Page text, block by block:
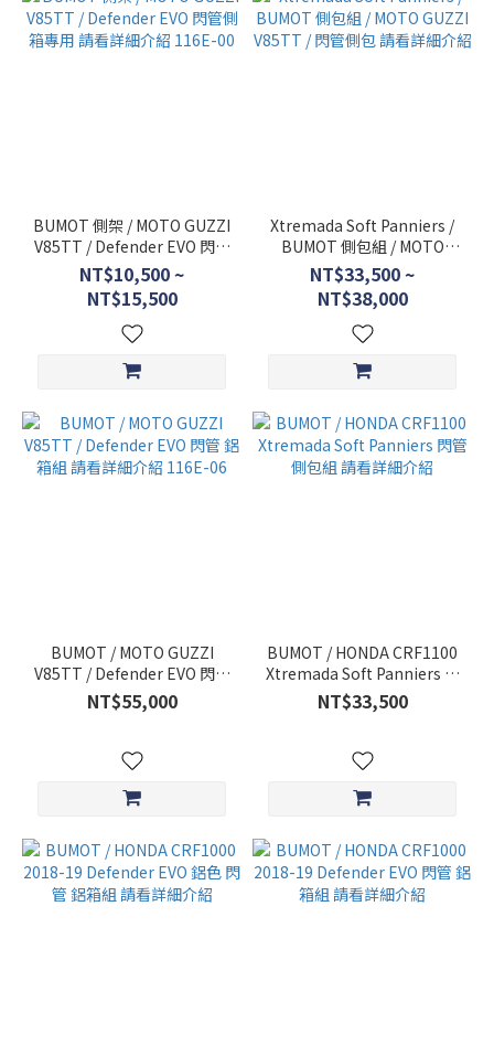
BUMOT 側架 / MOTO GUZZI
V85TT / Defender EVO 閃管
側箱專用 請看詳細介紹
116E-00
NT$10,500 ~
NT$15,500
Xtremada Soft Panniers /
BUMOT 側包組 / MOTO
GUZZI V85TT / 閃管側包 請
看詳細介紹
NT$33,500 ~
NT$38,000
BUMOT / MOTO GUZZI
V85TT / Defender EVO 閃管
鋁箱組 請看詳細介紹 116E-
06
NT$55,000
BUMOT / HONDA CRF1100
Xtremada Soft Panniers 閃
管 側包組 請看詳細介紹
NT$33,500